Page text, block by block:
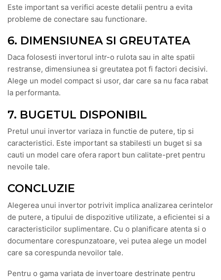
Este important sa verifici aceste detalii pentru a evita
probleme de conectare sau functionare.
6. DIMENSIUNEA SI GREUTATEA
Daca folosesti invertorul intr-o rulota sau in alte spatii
restranse, dimensiunea si greutatea pot fi factori decisivi.
Alege un model compact si usor, dar care sa nu faca rabat
la performanta.
7. BUGETUL DISPONIBIL
Pretul unui invertor variaza in functie de putere, tip si
caracteristici. Este important sa stabilesti un buget si sa
cauti un model care ofera raport bun calitate-pret pentru
nevoile tale.
CONCLUZIE
Alegerea unui invertor potrivit implica analizarea cerintelor
de putere, a tipului de dispozitive utilizate, a eficientei si a
caracteristicilor suplimentare. Cu o planificare atenta si o
documentare corespunzatoare, vei putea alege un model
care sa corespunda nevoilor tale.
Pentru o gama variata de invertoare destrinate pentru